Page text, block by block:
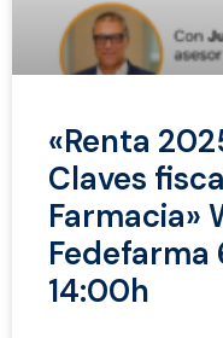
«Renta
Claves
Farmacia»
Fedefarma
14:00h